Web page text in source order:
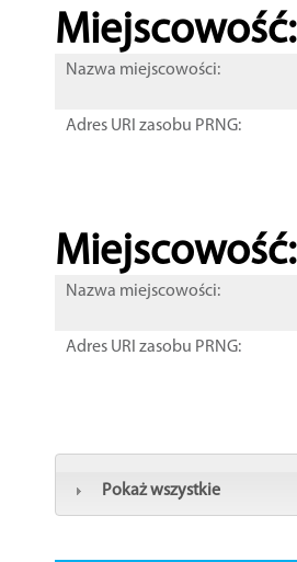
Miejscowość:
Nazwa miejscowości:
Adres URI zasobu PRNG:
Miejscowość:
Nazwa miejscowości:
Adres URI zasobu PRNG:
Pokaż wszystkie